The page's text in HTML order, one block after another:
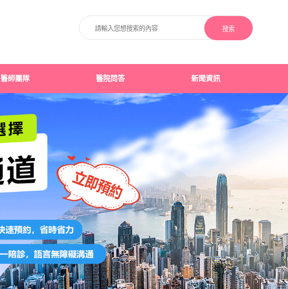
搜索
醫師團隊 醫院問答 新聞資訊